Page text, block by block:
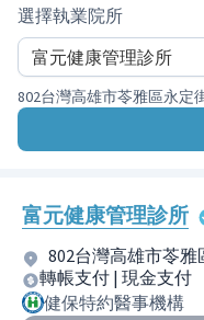
選擇執業院所
802台灣高雄市苓雅區永定
富元健康管理診所
802台灣高雄市苓雅
轉帳支付 | 現金支付
健保特約醫事機構